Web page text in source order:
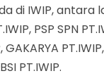
di IWIP, antara
PSP SPN
GAKARYA
PT.IWIP.